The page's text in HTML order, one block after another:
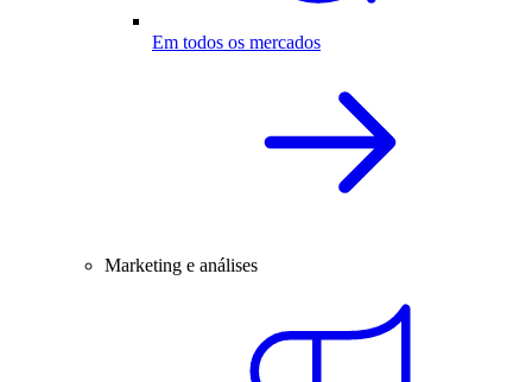
Em todos os mercados
Marketing e análises